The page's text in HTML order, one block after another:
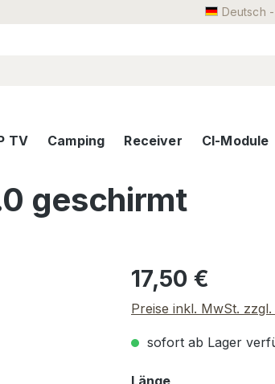
Deutsch -
TV Camping Receiver CI-Module
geschirmt
Regulärer Preis:
17,50 €
Preise inkl. MwSt.
sofort ab Lager
auswählen